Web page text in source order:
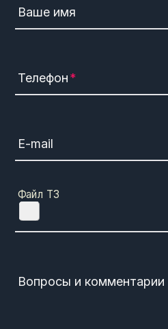
Ваше имя
Телефон
E-mail
Файл ТЗ
Вопросы и комментарии